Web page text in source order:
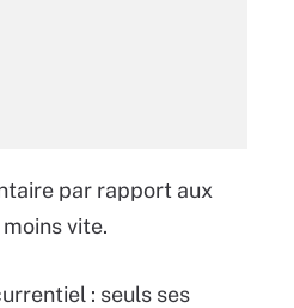
par rapport aux
vite.
: seuls ses